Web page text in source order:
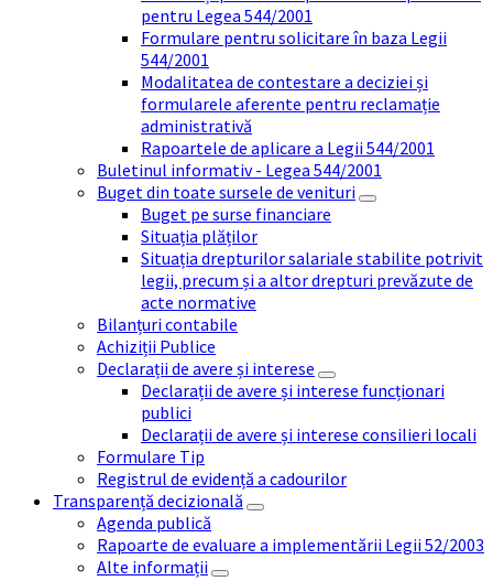
pentru Legea 544/2001
Formulare pentru solicitare în baza Legii
544/2001
Modalitatea de contestare a deciziei și
formularele aferente pentru reclamație
administrativă
Rapoartele de aplicare a Legii 544/2001
Buletinul informativ - Legea 544/2001
Buget din toate sursele de venituri
Buget pe surse financiare
Situația plăților
Situația drepturilor salariale stabilite potrivit
legii, precum și a altor drepturi prevăzute de
acte normative
Bilanțuri contabile
Achiziții Publice
Declarații de avere și interese
Declarații de avere și interese funcționari
publici
Declarații de avere și interese consilieri locali
Formulare Tip
Registrul de evidență a cadourilor
Transparență decizională
Agenda publică
Rapoarte de evaluare a implementării Legii 52/2003
Alte informații